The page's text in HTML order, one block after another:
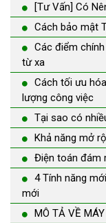
[Tư Vấn] Có
Cách bảo mật
Các điểm
từ xa
Cách tối ưu
lượng công việc
Tại sao có
Khả năng mở
Điện toán đám
4 Tính năng
mới
MÔ TẢ VỀ